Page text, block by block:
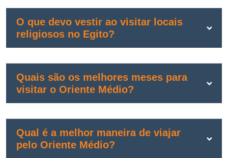
O que devo vestir ao visitar locais
religiosos no Egito?
Quais são os melhores meses para
visitar o Oriente Médio?
Qual é a melhor maneira de viajar
pelo Oriente Médio?